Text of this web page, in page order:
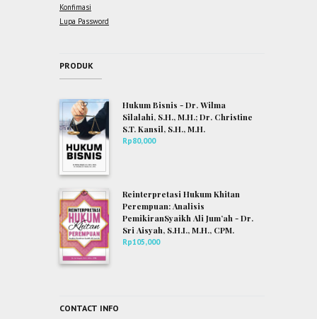
Konfimasi
Lupa Password
PRODUK
Hukum Bisnis - Dr. Wilma
Silalahi, S.H., M.H.; Dr. Christine
S.T. Kansil, S.H., M.H.
Rp80,000
Reinterpretasi Hukum Khitan
Perempuan: Analisis
PemikiranSyaikh Ali Jum’ah - Dr.
Sri Aisyah, S.H.I., M.H., CPM.
Rp105,000
CONTACT INFO